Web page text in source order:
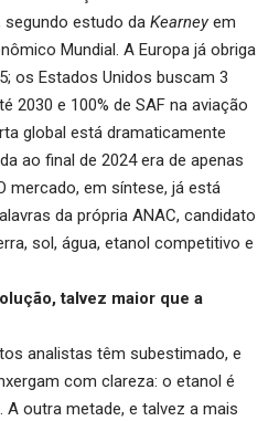
segundo estudo da Kearneyem
Mundial. A Europa já obriga
os Estados Unidos buscam 3
2030 e 100% de SAF na aviação
global está dramaticamente
ao final de 2024 era de apenas
mercado, em síntese, já está
da própria ANAC, candidato
sol, água, etanol competitivo e
talvez maior que a
analistas têm subestimado, e
com clareza: o etanol é
A outra metade, e talvez a mais